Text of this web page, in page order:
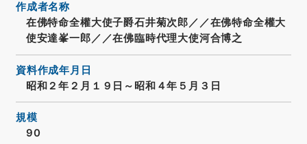
作成者名称
在佛特命全權大使子爵石井菊次郎／／在佛特命全權大
使安達峯一郎／／在佛臨時代理大使河合博之
資料作成年月日
昭和２年２月１９日～昭和４年５月３日
規模
90